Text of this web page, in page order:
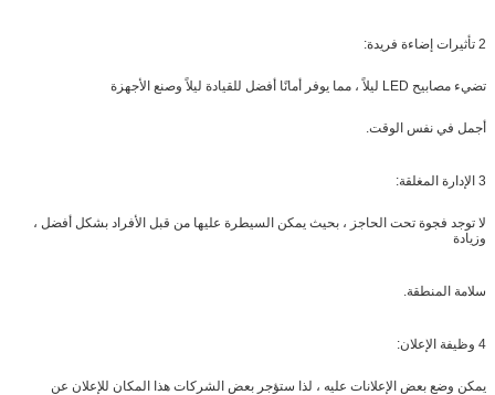
2 تأثيرات إضاءة فريدة:
تضيء مصابيح LED ليلاً ، مما يوفر أمانًا أفضل للقيادة ليلاً وصنع الأجهزة
أجمل في نفس الوقت.
3 الإدارة المغلقة:
لا توجد فجوة تحت الحاجز ، بحيث يمكن السيطرة عليها من قبل الأفراد بشكل أفضل ،
وزيادة
سلامة المنطقة.
4 وظيفة الإعلان:
يمكن وضع بعض الإعلانات عليه ، لذا ستؤجر بعض الشركات هذا المكان للإعلان عن